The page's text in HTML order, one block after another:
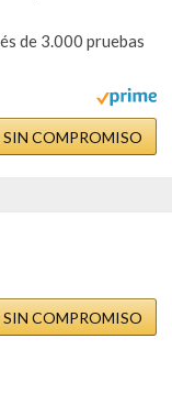
de 3.000 pruebas
SIN COMPROMISO
SIN COMPROMISO